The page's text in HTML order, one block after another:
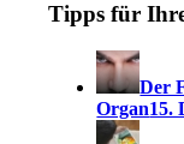
Tipps für
Der
Organ15.